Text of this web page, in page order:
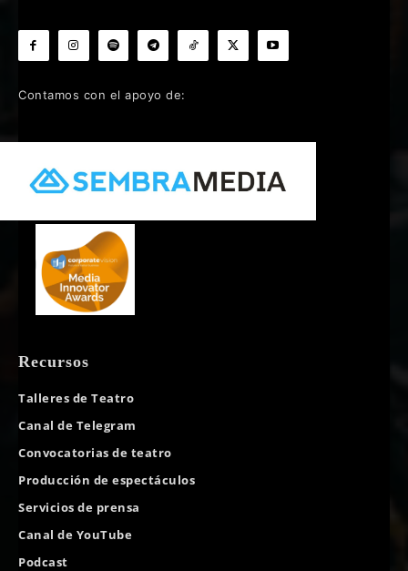
Contamos con el apoyo de:
Recursos
Talleres de Teatro
Canal de Telegram
Convocatorias de teatro
Producción de espectáculos
Servicios de prensa
Canal de YouTube
Podcast